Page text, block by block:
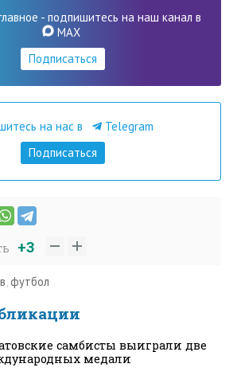
- подпишитесь на наш канал в
MAX
Подписаться
на нас в
Telegram
Подписаться
+3
,футбол
самбисты выиграли две
медали